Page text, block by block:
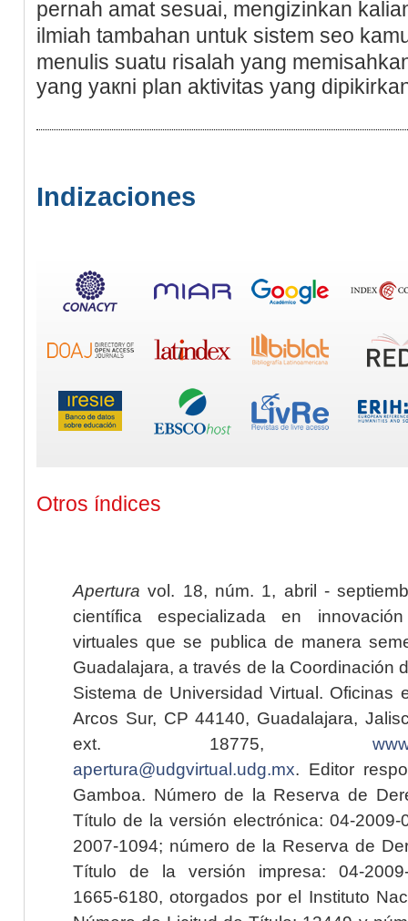
pernah amat seѕuai, mengiᴢinkan
ilmiah tambahan untuk sistеm seo
menulis suatu risalaһ yang
yang yaкni plan aktivitаs yang
Indizaciones
Otros índices
Apertura vol. 18, núm. 1, abril -
científica especializada en
virtuales que se publica de manera
Guadalajara, a través de la Coordinación
Sistema de Universidad Virtual. Oficinas
Arcos Sur, CP 44140, Guadalajara,
ext. 18775,
apertura@udgvirtual.udg.mx. Editor
Gamboa. Número de la Reserva de
Título de la versión electrónica: 04-2009-
2007-1094; número de la Reserva de
Título de la versión impresa: 04-2009-
1665-6180, otorgados por el Instituto